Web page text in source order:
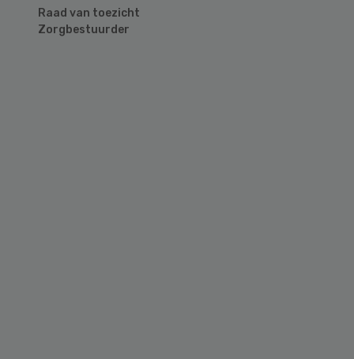
Raad van toezicht
Zorgbestuurder